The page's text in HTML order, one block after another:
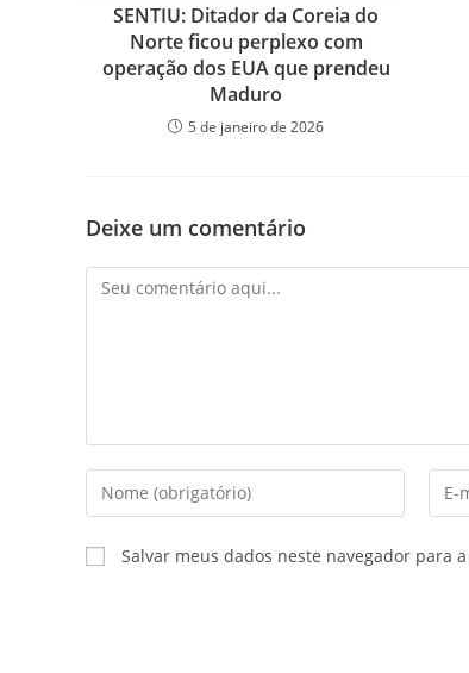
SENTIU: Ditador da Coreia do
Norte ficou perplexo com
operação dos EUA que prendeu
Maduro
5 de janeiro de 2026
Deixe um comentário
Comentário
Digite
seu
nome
ou
Digite
seu
Salvar meus dados neste navegador para